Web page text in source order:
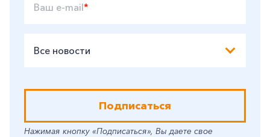
Ваш e-mail*
Все новости
Подписаться
Нажимая кнопку «Подписаться», Вы даете свое